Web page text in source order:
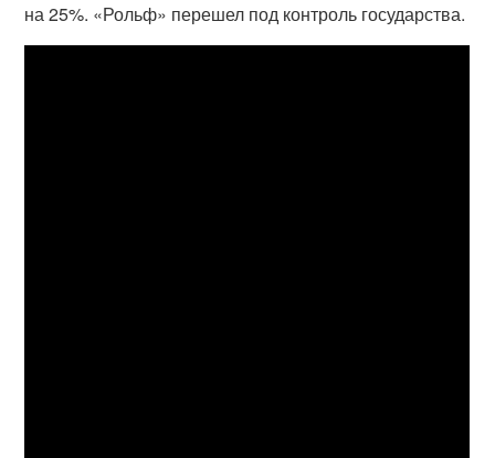
на 25%. «Рольф» перешел под контроль государства.